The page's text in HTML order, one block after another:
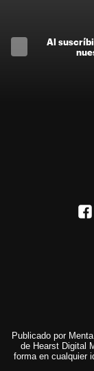
Al
Publicado por
de Hearst Digital
forma en cualquier